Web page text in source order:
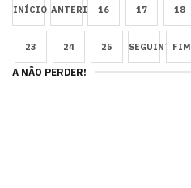
INÍCIO ANTERIOR16 17 18
23 24 25 SEGUINTEFIM
A NÃO PERDER!